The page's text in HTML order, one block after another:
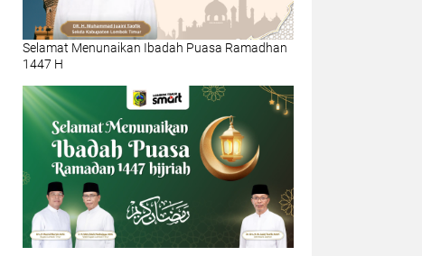
Selamat Menunaikan Ibadah Puasa Ramadhan
1447 H